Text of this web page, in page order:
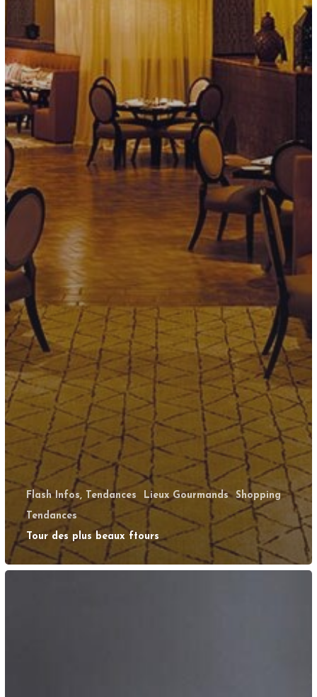
Flash Infos, Tendances Lieux Gourmands
Shopping
Tendances
Tour des plus beaux ftours